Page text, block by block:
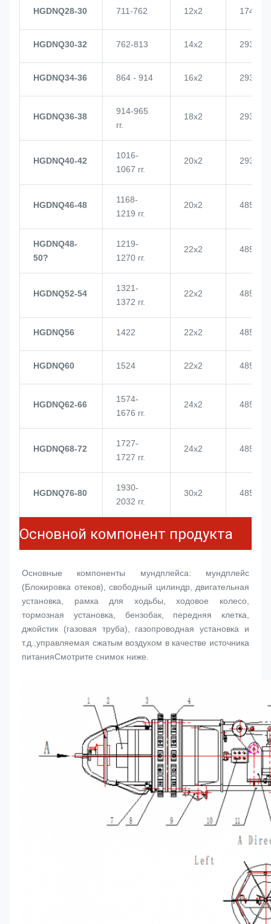
HGDNQ28-30 711-762 12х2 1748
HGDNQ30-32 762-813 14х2 2937
HGDNQ34-36 864 - 914 16х2 2937
HGDNQ36-38
914-965
гг.
18х2 2937
HGDNQ40-42
1016-
1067 гг.
20х2 2937
HGDNQ46-48
1168-
1219 гг.
20х2 4855
HGDNQ48-
50?
1219-
1270 гг.
22х2 4855
HGDNQ52-54
1321-
1372 гг.
22х2 4855
HGDNQ56 1422 22х2 4855
HGDNQ60 1524 22х2 4855
HGDNQ62-66
1574-
1676 гг.
24х2 4855
HGDNQ68-72
1727-
1727 гг.
24х2 4855
HGDNQ76-80
1930-
2032 гг.
30х2 4855
Основной компонент продукта
Основные компоненты мундплейса: мундплейс
(Блокировка отеков), свободный цилиндр, двигательная
установка, рамка для ходьбы, ходовое колесо,
тормозная установка, бензобак, передняя клетка,
джойстик (газовая труба), газопроводная установка и
т.д.,управляемая сжатым воздухом в качестве источника
питанияСмотрите снимок ниже.